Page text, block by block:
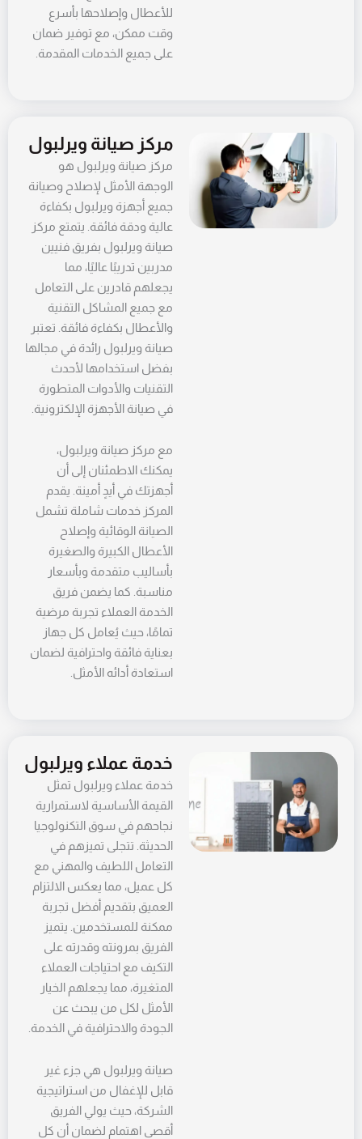
للأعطال وإصلاحها بأسرع
وقت ممكن، مع توفير ضمان
على جميع الخدمات المقدمة.
مركز صيانة ويرلبول
مركز صيانة ويرلبول هو
الوجهة الأمثل لإصلاح وصيانة
جميع أجهزة ويرلبول بكفاءة
عالية ودقة فائقة. يتمتع مركز
صيانة ويرلبول بفريق فنيين
مدربين تدريبًا عاليًا، مما
يجعلهم قادرين على التعامل
مع جميع المشاكل التقنية
والأعطال بكفاءة فائقة. تعتبر
صيانة ويرلبول رائدة في مجالها
بفضل استخدامها لأحدث
التقنيات والأدوات المتطورة
في صيانة الأجهزة الإلكترونية.
مع مركز صيانة ويرلبول،
يمكنك الاطمئنان إلى أن
أجهزتك في أيدٍ أمينة. يقدم
المركز خدمات شاملة تشمل
الصيانة الوقائية وإصلاح
الأعطال الكبيرة والصغيرة
بأساليب متقدمة وبأسعار
مناسبة. كما يضمن فريق
الخدمة العملاء تجربة مرضية
تمامًا، حيث يُعامل كل جهاز
بعناية فائقة واحترافية لضمان
استعادة أدائه الأمثل.
خدمة عملاء ويرلبول
خدمة عملاء ويرلبول تمثل
القيمة الأساسية لاستمرارية
نجاحهم في سوق التكنولوجيا
الحديثة. تتجلى تميزهم في
التعامل اللطيف والمهني مع
كل عميل، مما يعكس الالتزام
العميق بتقديم أفضل تجربة
ممكنة للمستخدمين. يتميز
الفريق بمرونته وقدرته على
التكيف مع احتياجات العملاء
المتغيرة، مما يجعلهم الخيار
الأمثل لكل من يبحث عن
الجودة والاحترافية في الخدمة.
صيانة ويرلبول هي جزء غير
قابل للإغفال من استراتيجية
الشركة، حيث يولي الفريق
أقصى اهتمام لضمان أن كل